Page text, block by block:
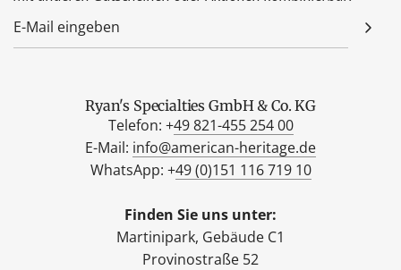
Ryan's Specialties GmbH & Co. KG
Telefon: +49 821-455 254 00
E-Mail: info@american-heritage.de
WhatsApp: +49 (0)151 116 719 10
Finden Sie uns unter:
Martinipark, Gebäude C1
Provinostraße 52